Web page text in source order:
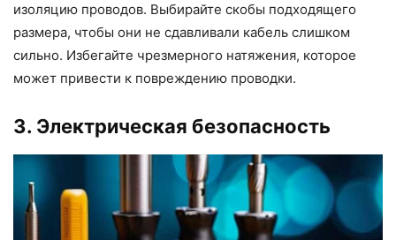
изоляцию проводов. Выбирайте скобы подходящего
размера, чтобы они не сдавливали кабель слишком
сильно. Избегайте чрезмерного натяжения, которое
может привести к повреждению проводки.
3. Электрическая безопасность